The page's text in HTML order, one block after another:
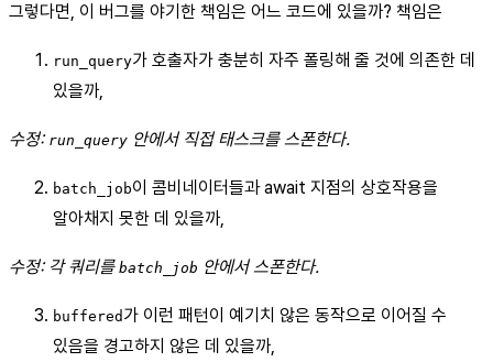
그렇다면, 이 버그를 야기한 책임은 어느 코드에 있을까? 책임은
run_query가 호출자가 충분히 자주 폴링해 줄 것에 의존한 데
있을까,
수정: run_query 안에서 직접 태스크를 스폰한다.
batch_job이 콤비네이터들과 await 지점의 상호작용을
알아채지 못한 데 있을까,
수정: 각 쿼리를 batch_job 안에서 스폰한다.
buffered 가 이런 패턴이 예기치 않은 동작으로 이어질 수
있음을 경고하지 않은 데 있을까,